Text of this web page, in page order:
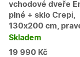
vchodové dveře
plné + sklo Crepi,
130x200 cm,
Skladem
19 990 Kč